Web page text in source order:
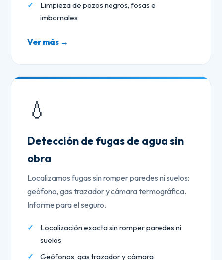
Limpieza de pozos negros, fosas e
imbornales
Ver más →
💧
Detección de fugas de agua sin
obra
Localizamos fugas sin romper paredes ni suelos:
geófono, gas trazador y cámara termográfica.
Informe para el seguro.
Localización exacta sin romper paredes ni
suelos
Geófonos, gas trazador y cámara